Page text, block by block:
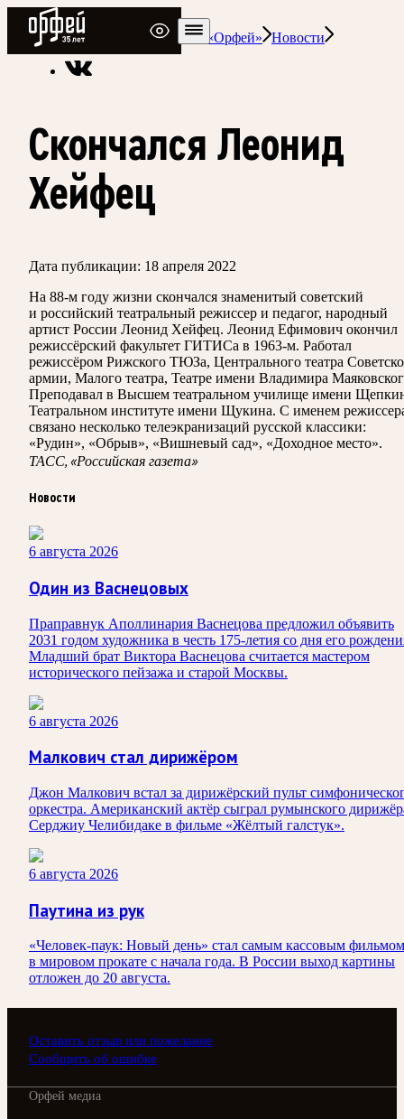
Радио Орфей
Радио классической музыки «Орфей»
Новости
Скончался Леонид
Хейфец
Дата публикации: 18 апреля 2022
На 88-м году жизни скончался знаменитый советский
и российский театральный режиссер и педагог, народный
артист России Леонид Хейфец. Леонид Ефимович окончил
режиссёрский факультет ГИТИСа в 1963-м. Работал
режиссёром Рижского ТЮЗа, Центрального театра
армии, Малого театра, Театре имени Владимира
Преподавал в Высшем театральном училище имени
Театральном институте имени Щукина. С именем
связано несколько телеэкранизаций русской классики:
«Рудин», «Обрыв», «Вишневый сад», «Доходное место».
ТАСС, «Российская газета»
Новости
6 августа 2026
Один из Васнецовых
Праправнук Аполлинария Васнецова предложил объявить
2031 годом художника в честь 175-летия со дня его
Младший брат Виктора Васнецова считается мастером
исторического пейзажа и старой Москвы.
6 августа 2026
Малкович стал дирижёром
Джон Малкович встал за дирижёрский пульт
оркестра. Американский актёр сыграл румынского
Серджиу Челибидаке в фильме «Жёлтый галстук».
6 августа 2026
Паутина из рук
«Человек-паук: Новый день» стал самым кассовым фильмом
в мировом прокате с начала года. В России выход картины
отложен до 20 августа.
Оставить отзыв или пожелание
Сообщить об ошибке
Орфей медиа